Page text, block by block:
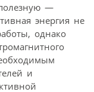
—
энергия не
однако
и